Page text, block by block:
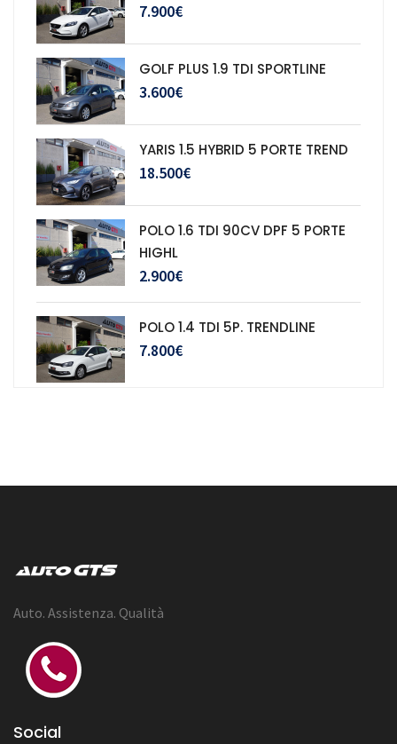
7.900€
GOLF PLUS 1.9 TDI SPORTLINE
3.600€
YARIS 1.5 HYBRID 5 PORTE TREND
18.500€
POLO 1.6 TDI 90CV DPF 5 PORTE
HIGHL
2.900€
POLO 1.4 TDI 5P. TRENDLINE
7.800€
Auto. Assistenza. Qualità
Social